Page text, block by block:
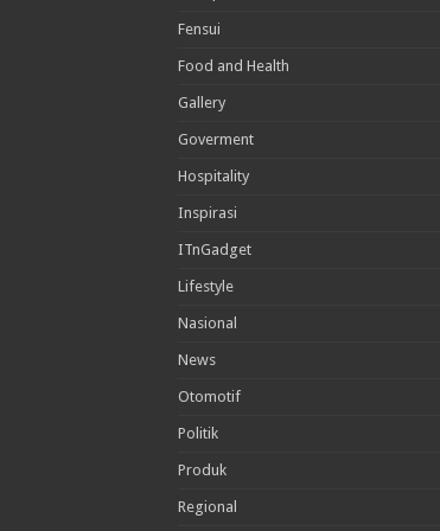
Fensui
Food and Health
Gallery
Goverment
Hospitality
Inspirasi
ITnGadget
Lifestyle
Nasional
News
Otomotif
Politik
Produk
Regional